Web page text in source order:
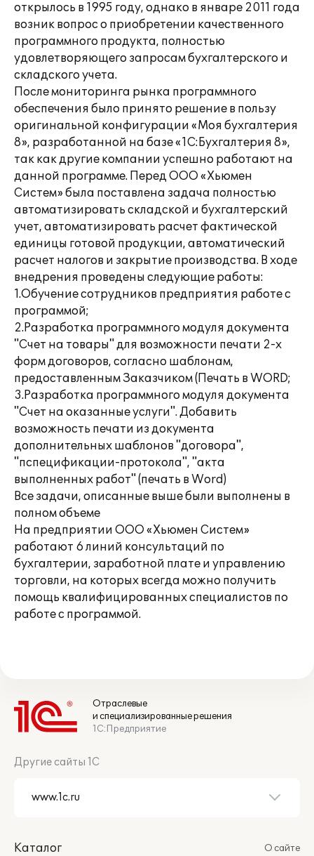
открылось в 1995 году, однако в январе 2011 года
возник вопрос о приобретении качественного
программного продукта, полностью
удовлетворяющего запросам бухгалтерского и
складского учета.
После мониторинга рынка программного
обеспечения было принято решение в пользу
оригинальной конфигурации «Моя бухгалтерия
8», разработанной на базе «1С:Бухгалтерия 8»,
так как другие компании успешно работают на
данной программе. Перед ООО «Хьюмен
Систем» была поставлена задача полностью
автоматизировать складской и бухгалтерский
учет, автоматизировать расчет фактической
единицы готовой продукции, автоматический
расчет налогов и закрытие производства. В ходе
внедрения проведены следующие работы:
1.Обучение сотрудников предприятия работе с
программой;
2.Разработка программного модуля документа
"Счет на товары" для возможности печати 2-х
форм договоров, согласно шаблонам,
предоставленным Заказчиком (Печать в WORD;
3.Разработка программного модуля документа
"Счет на оказанные услуги". Добавить
возможность печати из документа
дополнительных шаблонов "договора",
"пспецификации-протокола", "акта
выполненных работ" (печать в Word)
Все задачи, описанные выше были выполнены в
полном объеме
На предприятии ООО «Хьюмен Систем»
работают 6 линий консультаций по
бухгалтерии, заработной плате и управлению
торговли, на которых всегда можно получить
помощь квалифицированных специалистов по
работе с программой.
Отраслевые
и специализированные решения
1С:Предприятие
Другие сайты 1С
Каталог
О сайте